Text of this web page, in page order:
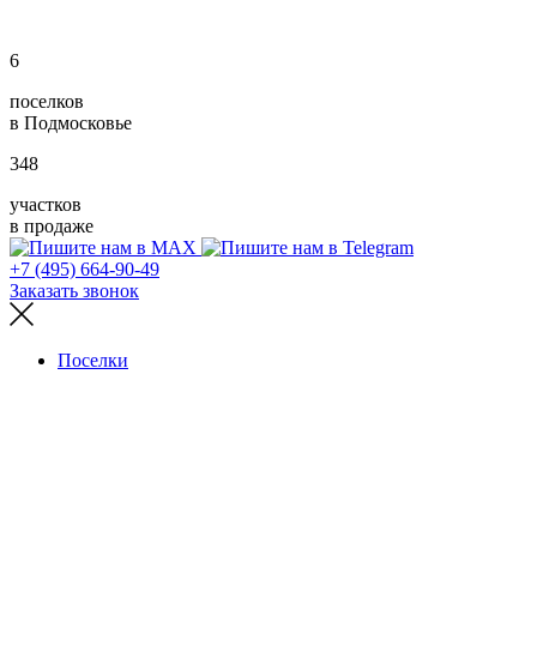
6
поселков
в Подмосковье
348
участков
в продаже
+7 (495) 664-90-49
Заказать звонок
Поселки